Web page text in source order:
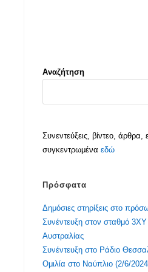
Αναζήτηση
Συνεντεύξεις, βίντεο,
συγκεντρωμένα εδώ
Πρόσφατα
Δημόσιες στηρίξεις στο
Συνέντευξη στον σταθμό
Αυστραλίας
Συνέντευξη στο Ράδιο
Ομιλία στο Ναύπλιο (2/6/